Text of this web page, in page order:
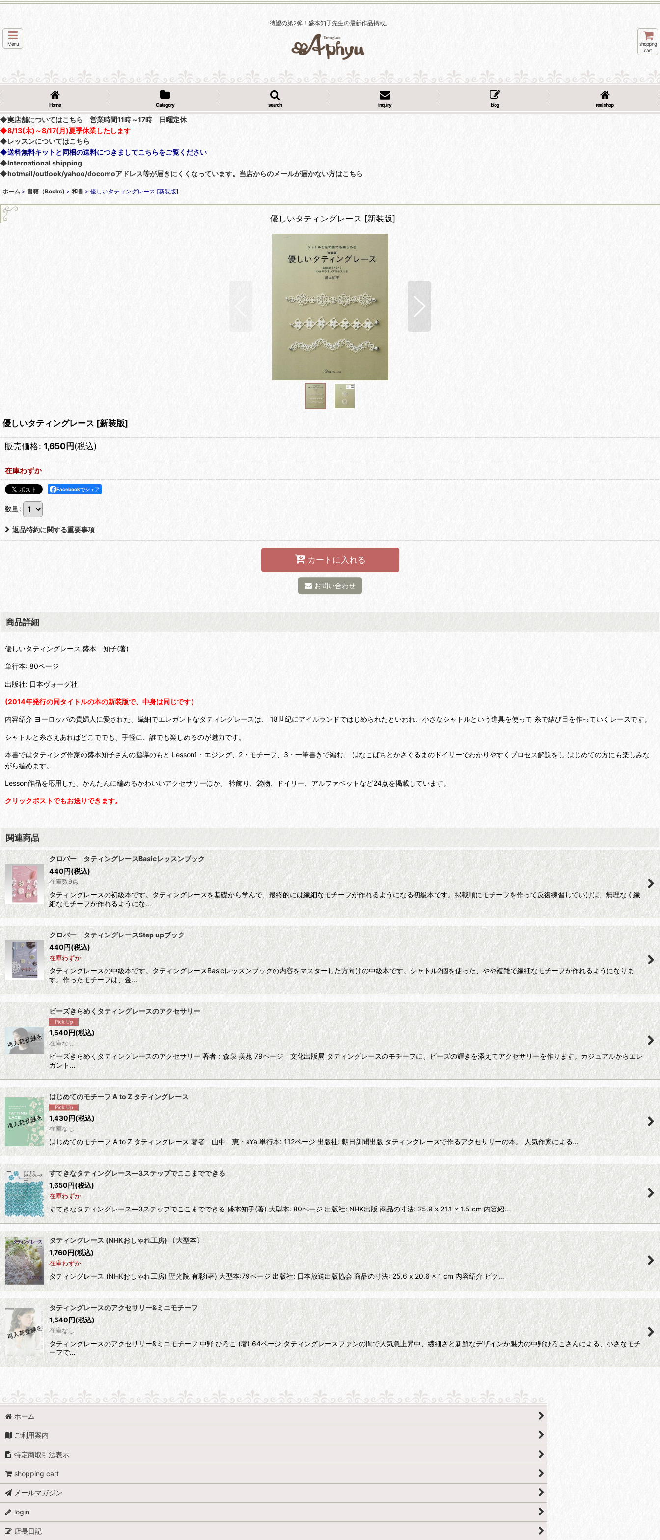
待望の第2弾！盛本知子先生の最新作品掲載。
Menu
shopping
cart
Home Category search inquiry blog real shop
◆実店舗についてはこちら 営業時間11時～17時 日曜定休
◆8/13(木)～8/17(月)夏季休業したします
◆レッスンについてはこちら
◆送料無料キットと同梱の送料につきましてこちらをご覧ください
◆International shipping
◆hotmail/outlook/yahoo/docomoアドレス等が届きにくくなっています。当店からのメールが届かない方はこちら
ホーム > 書籍（Books) > 和書 > 優しいタティングレース [新装版]
優しいタティングレース [新装版]
優しいタティングレース [新装版]
販売価格: 1,650円(税込)
在庫わずか
Facebookでシェア
数量:
返品特約に関する重要事項
カートに入れる
お問い合わせ
商品詳細
優しいタティングレース 盛本 知子(著)
単行本: 80ページ
出版社: 日本ヴォーグ社
(2014年発行の同タイトルの本の新装版で、中身は同じです）
内容紹介 ヨーロッパの貴婦人に愛された、繊細でエレガントなタティングレースは、 18世紀にアイルランドではじめられたといわれ、小さなシャトルという道具を使って 糸で結び目を作っていくレースです。
シャトルと糸さえあればどこででも、手軽に、誰でも楽しめるのが魅力です。
本書ではタティング作家の盛本知子さんの指導のもと Lesson1・エジング、2・モチーフ、3・一筆書きで編む、 はなこばちとかざぐるまのドイリーでわかりやすくプロセス解説をし はじめての方にも楽しみな
がら編めます。
Lesson作品を応用した、かんたんに編めるかわいいアクセサリーほか、 衿飾り、袋物、ドイリー、アルファベットなど24点を掲載しています。
クリックポストでもお送りできます。
関連商品
クロバー タティングレースBasicレッスンブック
440円(税込)
在庫数9点
タティングレースの初級本です。タティングレースを基礎から学んで、最終的には繊細なモチーフが作れるようになる初級本です。掲載順にモチーフを作って反復練習していけば、無理なく繊
細なモチーフが作れるようにな…
クロバー タティングレースStep upブック
440円(税込)
在庫わずか
タティングレースの中級本です。タティングレースBasicレッスンブックの内容をマスターした方向けの中級本です。シャトル2個を使った、やや複雑で繊細なモチーフが作れるようになりま
す。作ったモチーフは、金…
ビーズきらめくタティングレースのアクセサリー
1,540円(税込)
在庫なし
ビーズきらめくタティングレースのアクセサリー 著者：森泉 美苑 79ページ 文化出版局 タティングレースのモチーフに、ビーズの輝きを添えてアクセサリーを作ります。カジュアルからエレ
ガント…
はじめてのモチーフ A to Z タティングレース
1,430円(税込)
在庫なし
はじめてのモチーフ A to Z タティングレース 著者 山中 恵・aYa 単行本: 112ページ 出版社: 朝日新聞出版 タティングレースで作るアクセサリーの本。 人気作家による…
すてきなタティングレース―3ステップでここまでできる
1,650円(税込)
在庫わずか
すてきなタティングレース―3ステップでここまでできる 盛本知子(著) 大型本: 80ページ 出版社: NHK出版 商品の寸法: 25.9 x 21.1 x 1.5 cm 内容紹…
タティングレース (NHKおしゃれ工房) 〔大型本〕
1,760円(税込)
在庫わずか
タティングレース (NHKおしゃれ工房) 聖光院 有彩(著) 大型本:79ページ 出版社: 日本放送出版協会 商品の寸法: 25.6 x 20.6 x 1 cm 内容紹介 ビク…
タティングレースのアクセサリー&ミニモチーフ
1,540円(税込)
在庫なし
タティングレースのアクセサリー&ミニモチーフ 中野 ひろこ (著) 64ページ タティングレースファンの間で人気急上昇中、繊細さと新鮮なデザインが魅力の中野ひろこさんによる、小さなモチ
ーフで…
ホーム
ご利用案内
特定商取引法表示
shopping cart
メールマガジン
login
店長日記